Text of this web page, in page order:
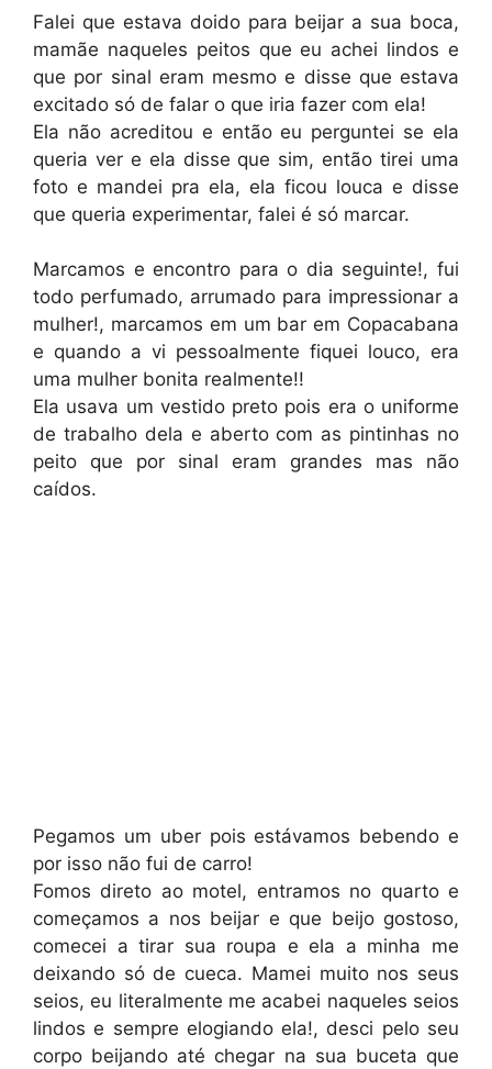
Falei que estava doido para beijar a sua boca,
mamãe naqueles peitos que eu achei lindos e
que por sinal eram mesmo e disse que estava
excitado só de falar o que iria fazer com ela!
Ela não acreditou e então eu perguntei se ela
queria ver e ela disse que sim, então tirei uma
foto e mandei pra ela, ela ficou louca e disse
que queria experimentar, falei é só marcar.
Marcamos e encontro para o dia seguinte!, fui
todo perfumado, arrumado para impressionar a
mulher!, marcamos em um bar em Copacabana
e quando a vi pessoalmente fiquei louco, era
uma mulher bonita realmente!!
Ela usava um vestido preto pois era o uniforme
de trabalho dela e aberto com as pintinhas no
peito que por sinal eram grandes mas não
caídos.
Pegamos um uber pois estávamos bebendo e
por isso não fui de carro!
Fomos direto ao motel, entramos no quarto e
começamos a nos beijar e que beijo gostoso,
comecei a tirar sua roupa e ela a minha me
deixando só de cueca. Mamei muito nos seus
seios, eu literalmente me acabei naqueles seios
lindos e sempre elogiando ela!, desci pelo seu
corpo beijando até chegar na sua buceta que